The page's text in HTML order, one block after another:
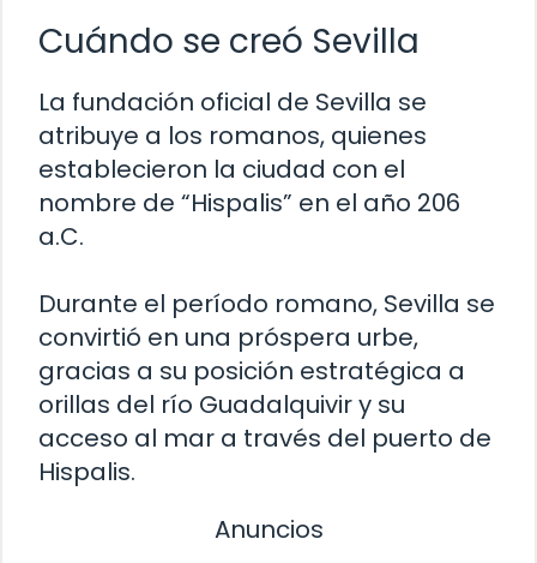
Cuándo se creó Sevilla
La fundación oficial de Sevilla se
atribuye a los romanos, quienes
establecieron la ciudad con el
nombre de “Hispalis” en el año 206
a.C.
Durante el período romano, Sevilla se
convirtió en una próspera urbe,
gracias a su posición estratégica a
orillas del río Guadalquivir y su
acceso al mar a través del puerto de
Hispalis.
Anuncios